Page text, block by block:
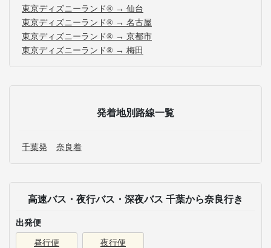
東京ディズニーランド® → 仙台
東京ディズニーランド® → 名古屋
東京ディズニーランド® → 京都市
東京ディズニーランド® → 梅田
発着地別路線一覧
千葉発 奈良着
高速バス・夜行バス・深夜バス 千葉から奈良行き
出発便
昼行便 夜行便